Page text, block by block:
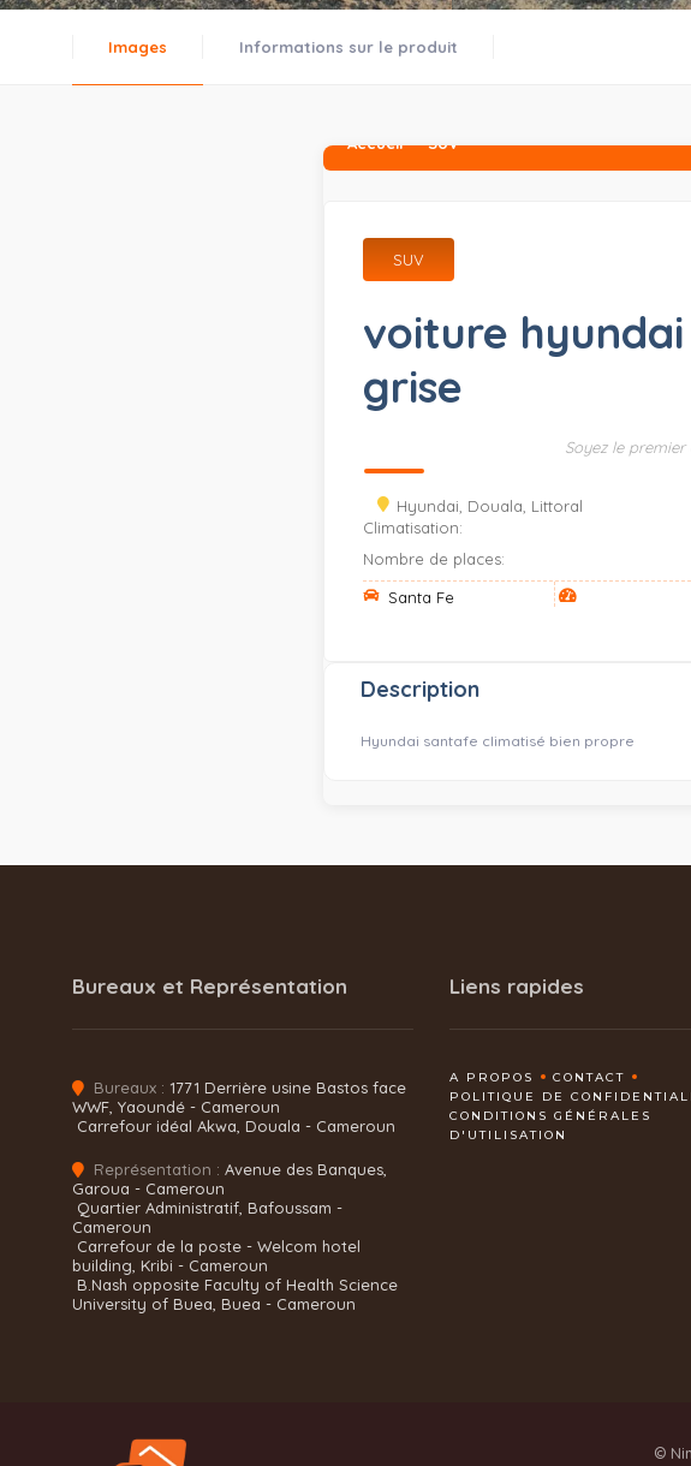
Images Informations sur le produit
Accueil SUV
SUV
voiture
grise
Soyez le
Hyundai, Douala, Littoral
Climatisation:
Nombre de places:
Santa Fe
Description
Hyundai santafe climatisé bien propre
Bureaux et Représentation
Bureaux : 1771 Derrière usine Bastos face
WWF, Yaoundé - Cameroun
Carrefour idéal Akwa, Douala - Cameroun
Représentation : Avenue des Banques,
Garoua - Cameroun
Quartier Administratif, Bafoussam -
Cameroun
Carrefour de la poste - Welcom hotel
building, Kribi - Cameroun
B.Nash opposite Faculty of Health Science
University of Buea, Buea - Cameroun
Liens rapides
A PROPOS
CONTACT
POLITIQUE DE
CONDITIONS GÉNÉRALES
D'UTILISATION
©